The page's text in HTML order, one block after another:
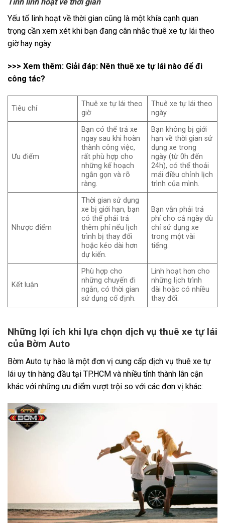
Yếu tố linh hoạt về thời gian cũng là một khía cạnh quan
trọng cần xem xét khi bạn đang cân nhắc thuê xe tự lái theo
giờ hay ngày:
>>> Xem thêm: Giải đáp: Nên thuê xe tự lái nào để đi
công tác?
Tiêu chí
Thuê xe tự lái theo
giờ
Thuê xe tự lái theo
ngày
Ưu điểm
Bạn có thể trả xe
ngay sau khi hoàn
thành công việc,
rất phù hợp cho
những kế hoạch
ngắn gọn và rõ
ràng.
Bạn không bị giới
hạn về thời gian sử
dụng xe trong
ngày (từ 0h đến
24h), có thể thoải
mái điều chỉnh lịch
trình của mình.
Nhược điểm
Thời gian sử dụng
xe bị giới hạn, bạn
có thể phải trả
thêm phí nếu lịch
trình bị thay đổi
hoặc kéo dài hơn
dự kiến.
Bạn vẫn phải trả
phí cho cả ngày dù
chỉ sử dụng xe
trong một vài
tiếng.
Kết luận
Phù hợp cho
những chuyến đi
ngắn, có thời gian
sử dụng cố định.
Linh hoạt hơn cho
những lịch trình
dài hoặc có nhiều
thay đổi.
Những lợi ích khi lựa chọn dịch vụ thuê xe tự lái
của Bờm Auto
Bờm Auto tự hào là một đơn vị cung cấp dịch vụ thuê xe tự
lái uy tín hàng đầu tại TP.HCM và nhiều tỉnh thành lân cận
khác với những ưu điểm vượt trội so với các đơn vị khác: